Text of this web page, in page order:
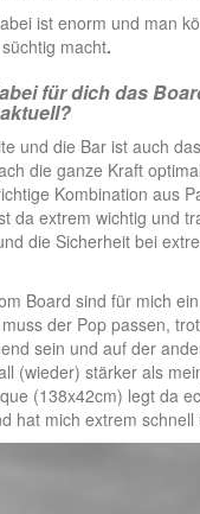
ist enorm und man
macht.
für dich das
und die Bar ist auch
die ganze Kraft
Kombination aus
da extrem wichtig und
die Sicherheit bei
Board sind für mich
der Pop passen,
sein und auf der
(wieder) stärker als
(138x42cm) legt da
hat mich extrem schnell